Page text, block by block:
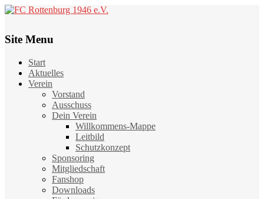
Site Menu
Start
Aktuelles
Verein
Vorstand
Ausschuss
Dein Verein
Willkommens-Mappe
Leitbild
Schutzkonzept
Sponsoring
Mitgliedschaft
Fanshop
Downloads